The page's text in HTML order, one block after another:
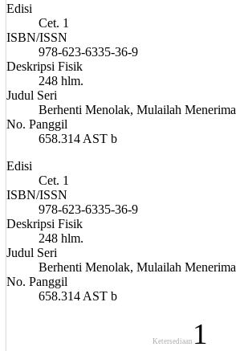
Edisi
Cet. 1
ISBN/ISSN
978-623-6335-36-9
Deskripsi Fisik
248 hlm.
Judul Seri
Berhenti Menolak, Mulailah Menerima
No. Panggil
658.314 AST b
Edisi
Cet. 1
ISBN/ISSN
978-623-6335-36-9
Deskripsi Fisik
248 hlm.
Judul Seri
Berhenti Menolak, Mulailah Menerima
No. Panggil
658.314 AST b
Ketersediaan 1